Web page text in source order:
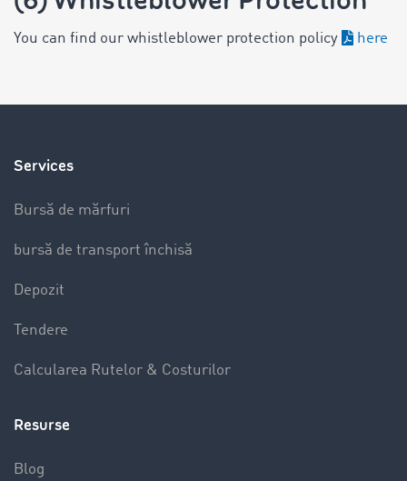
You can find our whistleblower protection policy here
Services
Bursă de mărfuri
bursă de transport închisă
Depozit
Tendere
Calcularea Rutelor & Costurilor
Resurse
Blog